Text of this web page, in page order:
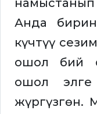
Анда
күчтүү
ошол бий
ошол
жүргүзгөн.